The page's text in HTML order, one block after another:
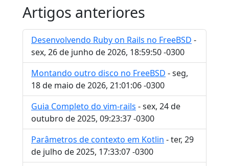
Artigos anteriores
Desenvolvendo Ruby on Rails no FreeBSD -
sex, 26 de junho de 2026, 18:59:50 -0300
Montando outro disco no FreeBSD - seg,
18 de maio de 2026, 21:01:06 -0300
Guia Completo do vim-rails - sex, 24 de
outubro de 2025, 09:23:37 -0300
Parâmetros de contexto em Kotlin - ter, 29
de julho de 2025, 17:33:07 -0300